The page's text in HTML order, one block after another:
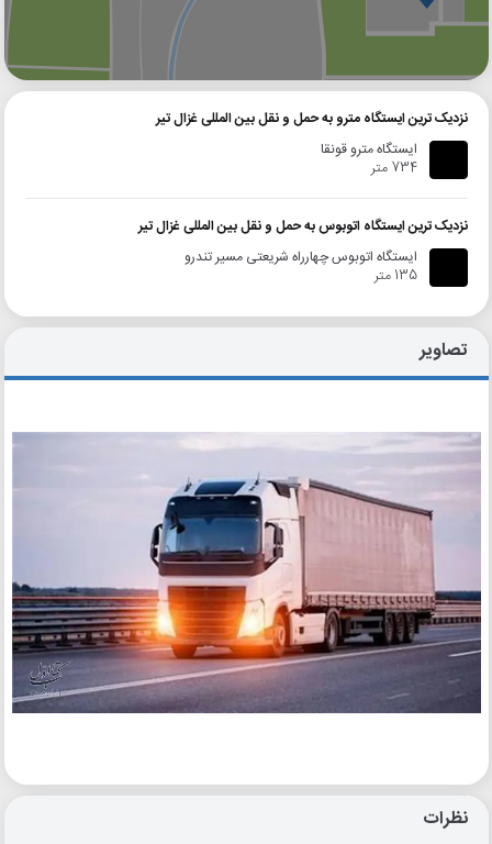
گوگل
نزدیک ترین ایستگاه مترو به حمل و نقل بین المللی غزال تیر
ایستگاه مترو قونقا
734 متر
نزدیک ترین ایستگاه اتوبوس به حمل و نقل بین المللی غزال تیر
ایستگاه اتوبوس چهارراه شریعتی مسیر تندرو
135 متر
تصاویر
نظرات